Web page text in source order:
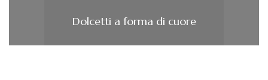
Dolcetti a forma di cuore